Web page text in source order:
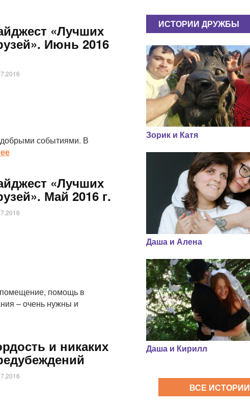
«Лучших
Июнь 2016
событиями. В
«Лучших
Май 2016 г.
помощь в
– очень нужны и
и никаких
ИСТОРИИ ДРУЖБЫ
Зорик и Катя
Даша и Алена
Даша и Кирилл
ВСЕ ИСТОРИИ